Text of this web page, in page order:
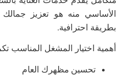
الأساسي منه هو تعزيز
بطريقة احترافية.
أهمية اختيار المشغل المناسب
تحسين مظهرك العام